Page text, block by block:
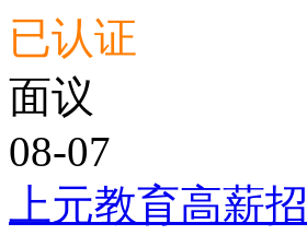
已认证
面议
08-07
上元教育高薪